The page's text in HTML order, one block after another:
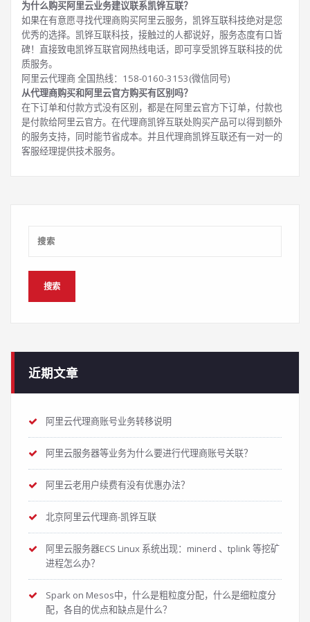
为什么购买阿里云业务建议联系凯铧互联？
如果在有意愿寻找代理商购买阿里云服务，凯铧互联科技绝对是您
优秀的选择。凯铧互联科技，接触过的人都说好，服务态度有口皆
碑！直接致电凯铧互联官网热线电话，即可享受凯铧互联科技的优
质服务。
阿里云代理商 全国热线：158-0160-3153(微信同号)
从代理商购买和阿里云官方购买有区别吗？
在下订单和付款方式没有区别，都是在阿里云官方下订单，付款也
是付款给阿里云官方。在代理商凯铧互联处购买产品可以得到额外
的服务支持，同时能节省成本。并且代理商凯铧互联还有一对一的
客服经理提供技术服务。
近期文章
阿里云代理商账号业务转移说明
阿里云服务器等业务为什么要进行代理商账号关联？
阿里云老用户续费有没有优惠办法？
北京阿里云代理商-凯铧互联
阿里云服务器ECS Linux 系统出现：minerd 、tplink 等挖矿
进程怎么办？
Spark on Mesos中，什么是粗粒度分配，什么是细粒度分
配，各自的优点和缺点是什么？